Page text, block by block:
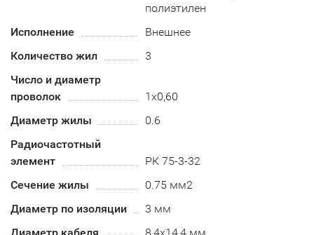
полиэтилен
Исполнение
Внешнее
Количество жил
3
Число и диаметр
проволок
1х0,60
Диаметр жилы
0.6
Радиочастотный
элемент
РК 75-3-32
Сечение жилы
0.75 мм2
Диаметр по изоляции
3 мм